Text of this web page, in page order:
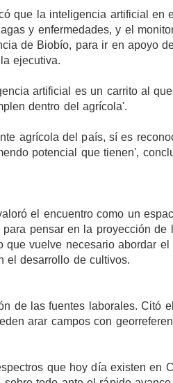
que la inteligencia artificial en
y enfermedades, y el
de Biobío, para ir en apoyo
ejecutiva.
artificial es un carrito al
dentro del agrícola'.
agrícola del país, sí es
potencial que tienen',
el encuentro como un
pensar en la proyección de
vuelve necesario abordar
el desarrollo de cultivos.
de las fuentes laborales. Citó
arar campos con
que hoy día existen en